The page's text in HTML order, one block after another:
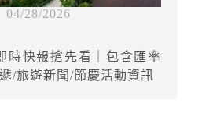
04/28/2026
時快報搶先看｜包含匯率
/旅遊新聞/節慶活動資訊